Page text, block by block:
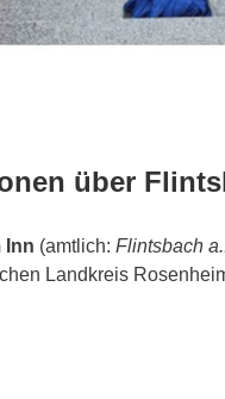
über
Inn (amtlich: Flintsbach
Landkreis